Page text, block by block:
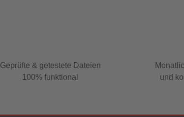
Geprüfte & getestete Dateien
100% funktional
und